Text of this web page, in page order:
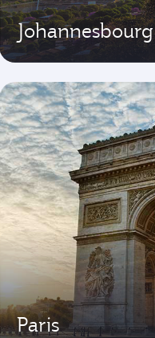
Johannesbourg
Paris